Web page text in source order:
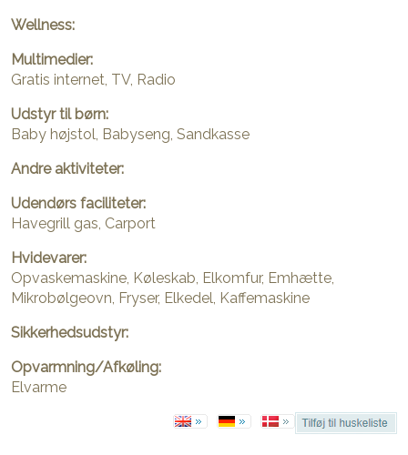
Wellness:
Multimedier:
Gratis internet, TV, Radio
Udstyr til børn:
Baby højstol, Babyseng, Sandkasse
Andre aktiviteter:
Udendørs faciliteter:
Havegrill gas, Carport
Hvidevarer:
Opvaskemaskine, Køleskab, Elkomfur, Emhætte,
Mikrobølgeovn, Fryser, Elkedel, Kaffemaskine
Sikkerhedsudstyr:
Opvarmning/Afkøling:
Elvarme